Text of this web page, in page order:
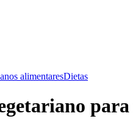
alimentaresDietas